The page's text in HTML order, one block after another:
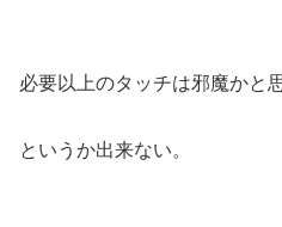
必要以上のタッチは邪魔かと
というか出来ない。